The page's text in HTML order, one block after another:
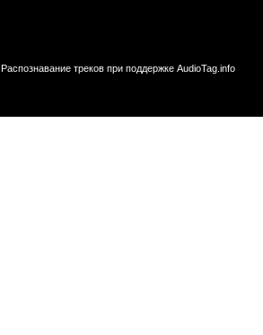
Распознавание треков при поддержке AudioTag.info